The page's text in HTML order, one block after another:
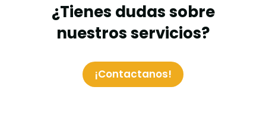
¿Tienes dudas sobre
nuestros servicios?
¡Contactanos!